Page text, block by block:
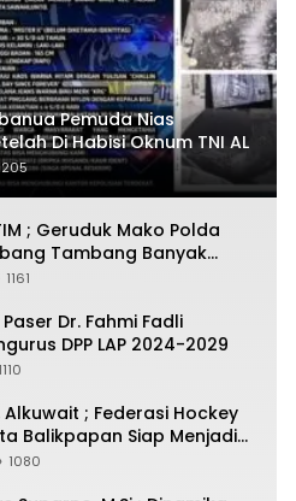
Pemuda Nias
Di Habisi Oknum TNI AL
; Geruduk Mako Polda
Tambang Banyak
1161
Paser Dr. Fahmi Fadli
DPP LAP 2024-2029
1110
; Federasi Hockey
Balikpapan Siap Menjadi
Di Kaltim
1080